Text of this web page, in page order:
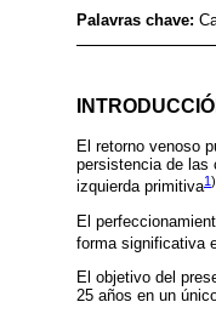
Palavras chave:
El retorno venoso
persistencia de las
izquierda primitiva1).
El
forma significativa
El objetivo del
25 años en un